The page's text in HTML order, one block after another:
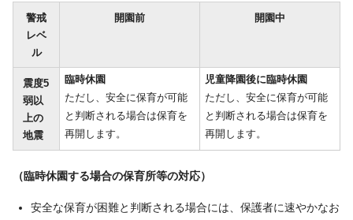
警戒
レベ
ル
開園前 開園中
震度5
弱以
上の
地震
臨時休園
ただし、安全に保育が可能
と判断される場合は保育を
再開します。
児童降園後に臨時休園
ただし、安全に保育が可能
と判断される場合は保育を
再開します。
（臨時休園する場合の保育所等の対応）
安全な保育が困難と判断される場合には、保護者に速やかなお